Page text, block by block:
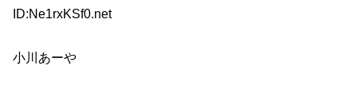
ID:Ne1rxKSf0.net
小川あーや